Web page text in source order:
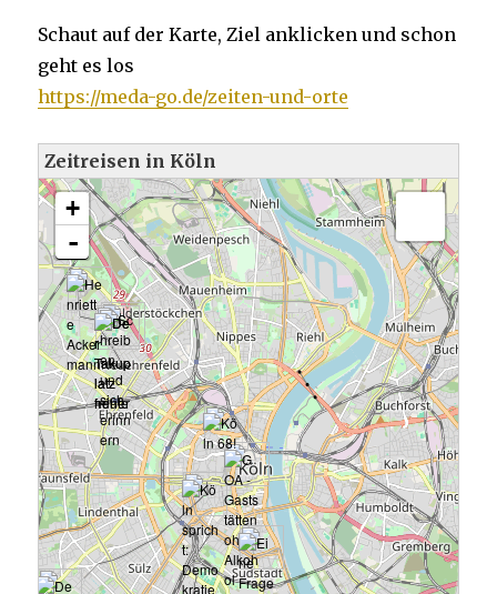
Schaut auf der Karte, Ziel anklicken und schon
geht es los
https://meda-go.de/zeiten-und-orte
Zeitreisen in Köln
Karte wird geladen - bitte warten...
+
-